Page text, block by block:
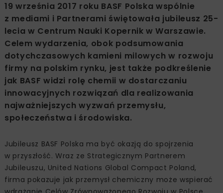
19 września 2017 roku BASF Polska wspólnie
z mediami i Partnerami świętowała jubileusz 25-
lecia w Centrum Nauki Kopernik w Warszawie.
Celem wydarzenia, obok podsumowania
dotychczasowych kamieni milowych w rozwoju
firmy na polskim rynku, jest także podkreślenie
jak BASF widzi rolę chemii w dostarczaniu
innowacyjnych rozwiązań dla realizowania
najważniejszych wyzwań przemysłu,
społeczeństwa i środowiska.
Jubileusz BASF Polska ma być okazją do spojrzenia
w przyszłość. Wraz ze Strategicznym Partnerem
Jubileuszu, United Nations Global Compact Poland,
firma pokazuje jak przemysł chemiczny może wspierać